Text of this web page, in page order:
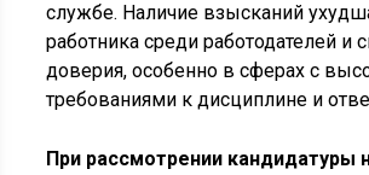
службе. Наличие взысканий
работника среди работодателей и
доверия, особенно в сферах с
требованиями к дисциплине и
При рассмотрении кандидатуры